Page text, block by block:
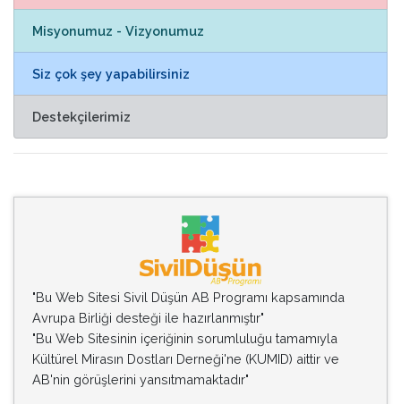
Misyonumuz - Vizyonumuz
Siz çok şey yapabilirsiniz
Destekçilerimiz
"Bu Web Sitesi Sivil Düşün AB Programı kapsamında
Avrupa Birliği desteği ile hazırlanmıştır"
"Bu Web Sitesinin içeriğinin sorumluluğu tamamıyla
Kültürel Mirasın Dostları Derneği'ne (KUMID) aittir ve
AB'nin görüşlerini yansıtmamaktadır"